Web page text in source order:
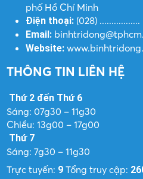
phố Hồ Chí Minh
Điện thoại: (028) .................
Email:
Website:
THÔNG TIN LIÊN HỆ
Thứ 2 đến Thứ 6
Sáng: 07g30 – 11g30
Chiều: 13g00 – 17g00
Thứ 7
Sáng: 7g30 – 11g30
Trực tuyến: 9 Tổng truy cập: